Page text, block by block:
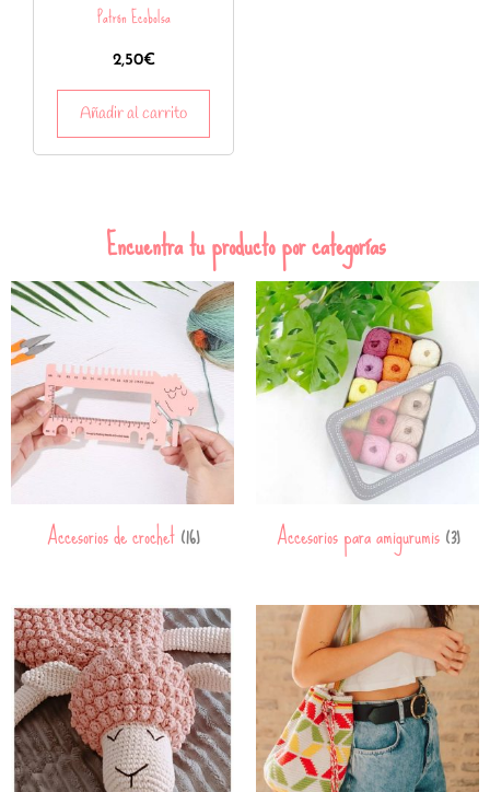
Patrón Ecobolsa
2,50€
Añadir al carrito
Encuentra tu producto por categorías
Accesorios de crochet(16) Accesorios para amigurumis(3)